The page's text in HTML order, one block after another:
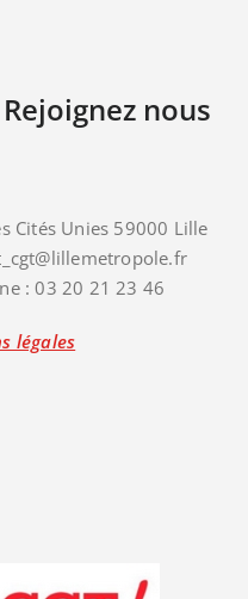
nous
Cités Unies 59000 Lille
: 03 20 21 23 46
légales